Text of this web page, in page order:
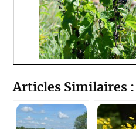
Articles Similaires :